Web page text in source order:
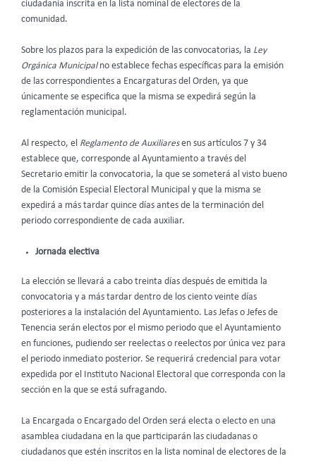
ciudadanía inscrita en la lista nominal de electores de la
comunidad.
Sobre los plazos para la expedición de las convocatorias, la Ley
Orgánica Municipalno establece fechas específicas para la emisión
de las correspondientes a Encargaturas del Orden, ya que
únicamente se especifica que la misma se expedirá según la
reglamentación municipal.
Al respecto, el Reglamento de Auxiliaresen sus artículos 7 y 34
establece que, corresponde al Ayuntamiento a través del
Secretario emitir la convocatoria, la que se someterá al visto bueno
de la Comisión Especial Electoral Municipal y que la misma se
expedirá a más tardar quince días antes de la terminación del
periodo correspondiente de cada auxiliar.
Jornada electiva
La elección se llevará a cabo treinta días después de emitida la
convocatoria y a más tardar dentro de los ciento veinte días
posteriores a la instalación del Ayuntamiento. Las Jefas o Jefes de
Tenencia serán electos por el mismo periodo que el Ayuntamiento
en funciones, pudiendo ser reelectas o reelectos por única vez para
el periodo inmediato posterior. Se requerirá credencial para votar
expedida por el Instituto Nacional Electoral que corresponda con la
sección en la que se está sufragando.
La Encargada o Encargado del Orden será electa o electo en una
asamblea ciudadana en la que participarán las ciudadanas o
ciudadanos que estén inscritos en la lista nominal de electores de la